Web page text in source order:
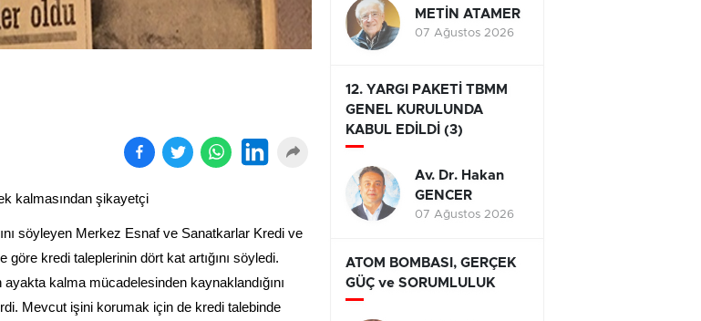
kalmasından şikayetçi
söyleyen Merkez Esnaf ve Sanatkarlar Kredi ve
göre kredi taleplerinin dört kat artığını söyledi.
ayakta kalma mücadelesinden kaynaklandığını
Mevcut işini korumak için de kredi talebinde
METİN ATAMER
07 Ağustos 2026
12. YARGI PAKETİ TBMM
GENEL KURULUNDA
KABUL EDİLDİ (3)
Av. Dr. Hakan
GENCER
07 Ağustos 2026
ATOM BOMBASI, GERÇEK
GÜÇ ve SORUMLULUK